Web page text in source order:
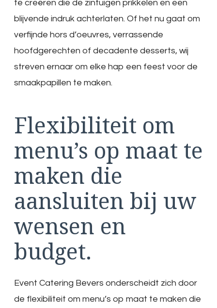
te creëren die de zintuigen prikkelen en een
blijvende indruk achterlaten. Of het nu gaat om
verfijnde hors d’oeuvres, verrassende
hoofdgerechten of decadente desserts, wij
streven ernaar om elke hap een feest voor de
smaakpapillen te maken.
Flexibiliteit om
menu’s op maat te
maken die
aansluiten bij uw
wensen en
budget.
Event Catering Bevers onderscheidt zich door
de flexibiliteit om menu’s op maat te maken die